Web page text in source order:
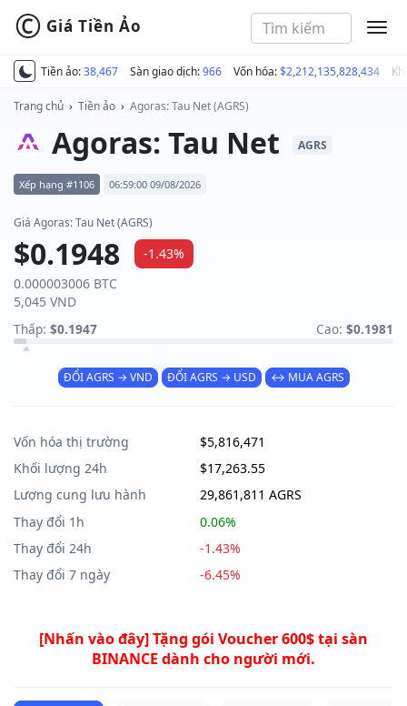
Tiền ảo:38,467 Sàn giao dịch:966 Vốn hóa:$2,212,135,828,434
© Giá Tiền Ảo
Trang chủ › Tiền ảo › Agoras: Tau Net (AGRS)
Agoras: Tau Net AGRS
Xếp hạng #1106 06:59:00 09/08/2026
Giá Agoras: Tau Net (AGRS)
$0.1948
-1.43%
0.000003006 BTC
5,045 VND
Thấp: $0.1947 Cao: $0.1981
ĐỔI AGRS → VND ĐỔI AGRS → USD ↔ MUA AGRS
Vốn hóa thị trường
$5,816,471
Khối lượng 24h
$17,263.55
Lượng cung lưu hành
29,861,811 AGRS
Thay đổi 1h
0.06%
Thay đổi 24h
-1.43%
Thay đổi 7 ngày
-6.45%
[Nhấn vào đây] Tặng gói Voucher 600$ tại sàn
BINANCE dành cho người mới.